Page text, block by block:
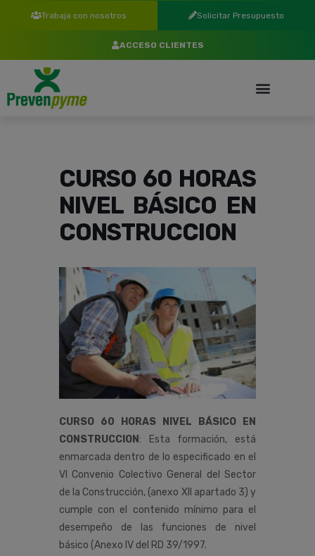
Trabaja con nosotros Solicitar Presupuesto
ACCESO CLIENTES
CURSO 60 HORAS
NIVEL BÁSICO EN
CONSTRUCCION
CURSO 60 HORAS NIVEL BÁSICO EN
CONSTRUCCION : Esta formación,
está
enmarcada dentro de lo especificado en el
VI Convenio Colectivo General delSector
de la Construcción, (anexo XII apartado 3) y
cumple con el contenido mínimo para el
desempeño de las funciones de nivel
básico (Anexo IV del RD 39/1997.